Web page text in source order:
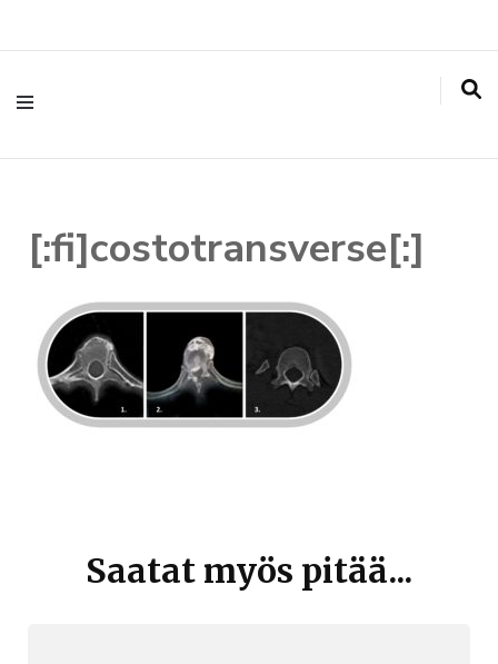
[:fi]costotransverse[:]
Saatat myös pitää...